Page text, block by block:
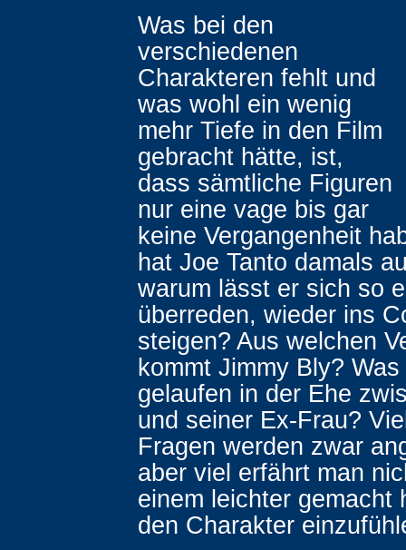
Was bei den
verschiedenen
Charakteren fehlt und
was wohl ein wenig
mehr Tiefe in den Film
gebracht hätte, ist,
dass sämtliche Figuren
nur eine vage bis gar
keine Vergangenheit
hat Joe Tanto damals
warum lässt er sich so
überreden, wieder ins
steigen? Aus welchen
kommt Jimmy Bly?
gelaufen in der Ehe
und seiner Ex-Frau?
Fragen werden zwar
aber viel erfährt man
einem leichter gemacht
den Charakter